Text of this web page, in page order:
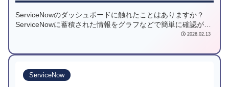
ServiceNowのダッシュボードに触れたことはありますか？
ServiceNowに蓄積された情報をグラフなどで簡単に確認が出
来ます。業務効率をあげるためにも是非触れてみてくださ
2026.02.13
ServiceNow